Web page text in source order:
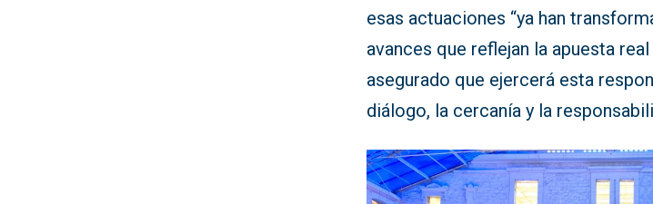
esas actuaciones “ya han
avances que reflejan la apuesta
asegurado que ejercerá esta
diálogo, la cercanía y la